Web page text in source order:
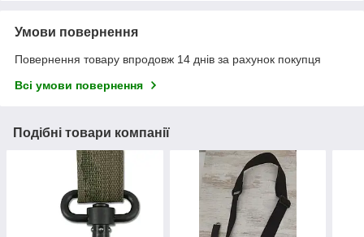
Умови повернення
Повернення товару впродовж 14 днів за рахунок покупця
Всі умови повернення
Подібні товари компанії